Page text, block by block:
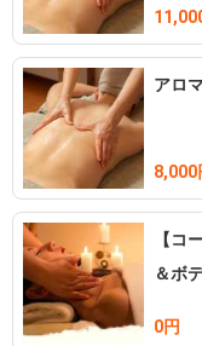
アロ
8,000
【コ
＆ボ
0円